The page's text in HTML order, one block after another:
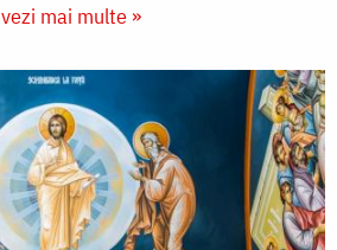
vezi mai multe »